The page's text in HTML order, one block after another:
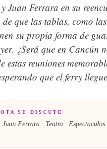
Juan Ferrara en su
de que las tablas, como
su propia forma de
¿Será que en Cancún
estas reuniones
que el ferry
SE DISCUTE
Juan Ferrara · Teatro · Espectaculos